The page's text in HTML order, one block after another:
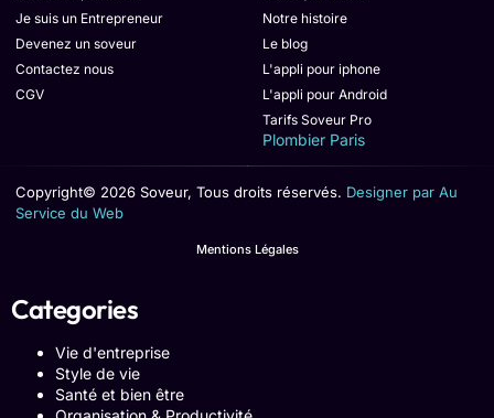
Je suis un Entrepreneur
Devenez un soveur
Contactez nous
CGV
Notre histoire
Le blog
L'appli pour iphone
L'appli pour Android
Tarifs Soveur Pro
Plombier Paris
Copyright© 2026 Soveur, Tous droits réservés. Designer par Au
Service du Web
Mentions Légales
Categories
Vie d'entreprise
Style de vie
Santé et bien être